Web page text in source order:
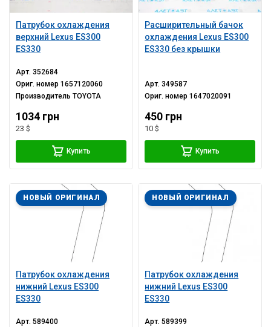
Патрубок охлаждения
верхний Lexus ES300
ES330
Арт.352684
Ориг. номер1657120060
ПроизводительTOYOTA
1034 грн
23 $
Купить
Расширительный бачок
охлаждения Lexus ES300
ES330 без крышки
Арт.349587
Ориг. номер1647020091
450 грн
10 $
Купить
Патрубок охлаждения
нижний Lexus ES300
ES330
НОВЫЙ ОРИГИНАЛ
Арт.589400
Патрубок охлаждения
нижний Lexus ES300
ES330
НОВЫЙ ОРИГИНАЛ
Арт.589399